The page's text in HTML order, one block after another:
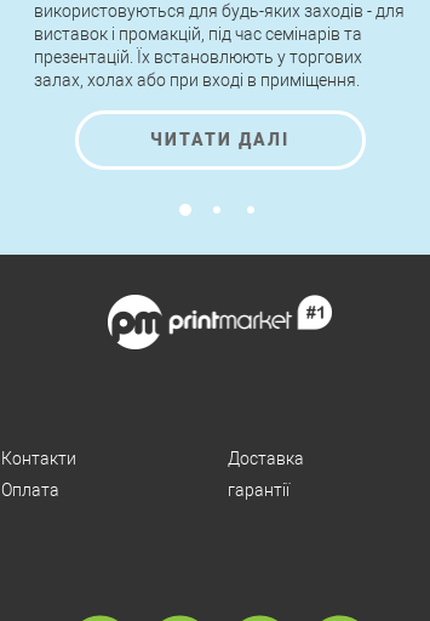
використовуються для будь-яких заходів - для
виставок і промакцій, під час семінарів та
презентацій. Їх встановлюють у торгових
залах, холах або при вході в приміщення.
ЧИТАТИ ДАЛІ
Контакти
Оплата
Доставка
гарантії